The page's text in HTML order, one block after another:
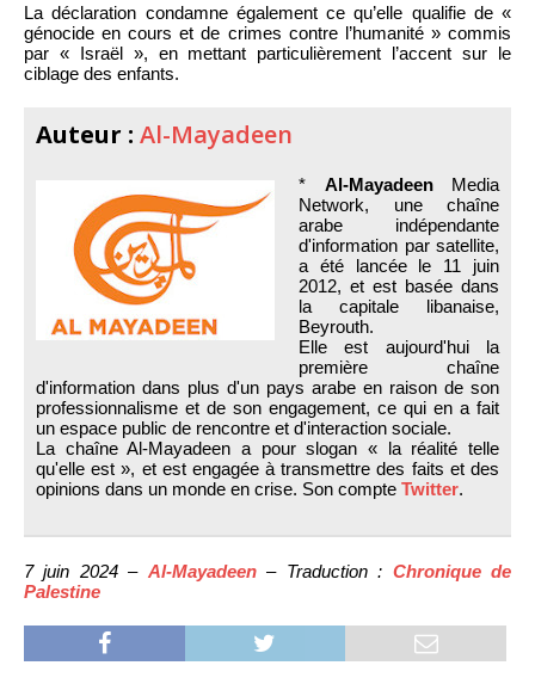
La déclaration condamne également ce qu’elle qualifie de «
génocide en cours et de crimes contre l’humanité » commis
par « Israël », en mettant particulièrement l’accent sur le
ciblage des enfants.
Auteur : Al-Mayadeen
* Al-MayadeenMedia
Network, une chaîne
arabe indépendante
d'information par satellite,
a été lancée le 11 juin
2012, et est basée dans
la capitale libanaise,
Beyrouth.
Elle est aujourd'hui la
première chaîne
d'information dans plus d'un pays arabe en raison de son
professionnalisme et de son engagement, ce qui en a fait
un espace public de rencontre et d'interaction sociale.
La chaîne Al-Mayadeen a pour slogan « la réalité telle
qu'elle est », et est engagée à transmettre des faits et des
opinions dans un monde en crise. Son compte Twitter.
7 juin 2024 – Al-Mayadeen– Traduction : Chronique de
Palestine